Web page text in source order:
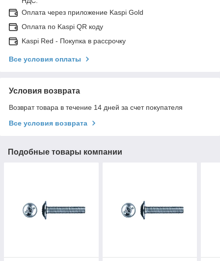
Оплата через приложение Kaspi Gold
Оплата по Kaspi QR коду
Kaspi Red - Покупка в рассрочку
Все условия оплаты
Условия возврата
Возврат товара в течение 14 дней за счет покупателя
Все условия возврата
Подобные товары компании